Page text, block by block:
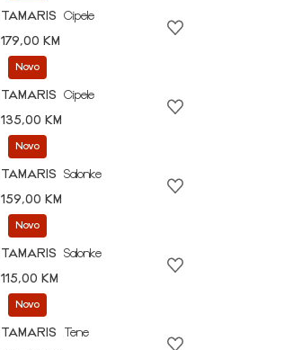
TAMARIS
Cipele
179,00 KM
Novo
TAMARIS
Cipele
135,00 KM
Novo
TAMARIS
Salonke
159,00 KM
Novo
TAMARIS
Salonke
115,00 KM
Novo
TAMARIS
Tene